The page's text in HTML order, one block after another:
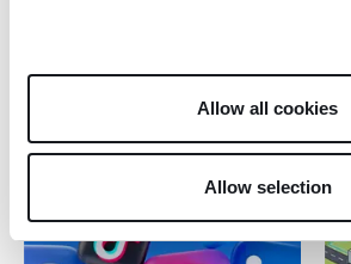
Allow all cookies
Allow selection